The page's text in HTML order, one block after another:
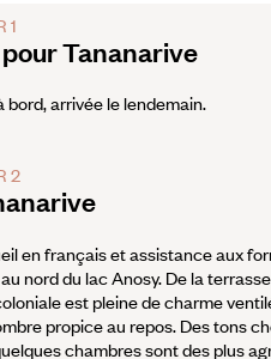
1
Tananarive
bord, arrivée le lendemain.
2
en français et assistance aux
nord du lac Anosy. De la
est pleine de charme
propice au repos. Des tons
chambres sont des plus